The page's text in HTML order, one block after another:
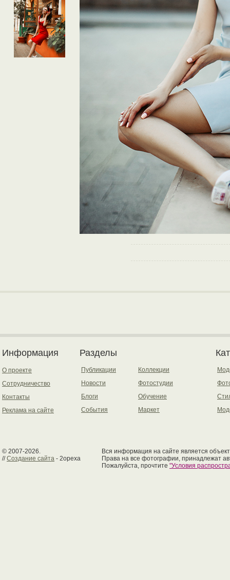
Информация
О проекте
Сотрудничество
Контакты
Реклама на сайте
Разделы
Публикации
Новости
Блоги
События
Коллекции
Фотостудии
Обучение
Маркет
© 2007-2026.
//Создание сайта - 2opexa
Вся информация на сайте является
Права на все фотографии, принадлежат
Пожалуйста, прочтите "Условия